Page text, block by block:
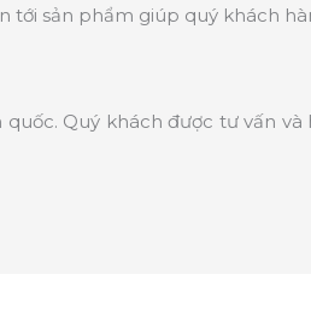
tới sản phẩm giúp quý khách
Quý khách được tư vấn